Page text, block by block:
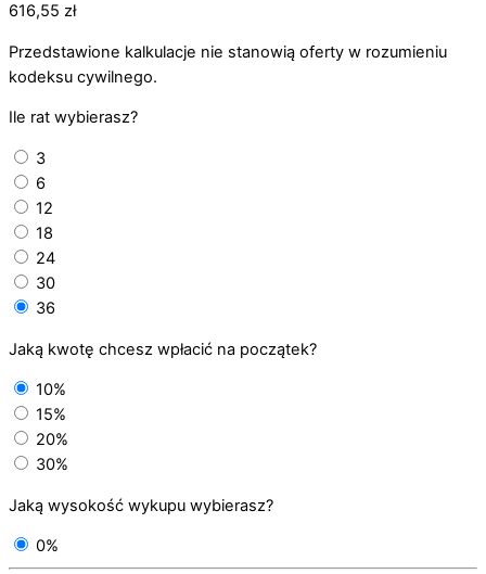
616,55 zł
Przedstawione kalkulacje nie stanowią oferty w rozumieniu
kodeksu cywilnego.
Ile rat wybierasz?
3
6
12
18
24
30
36
Jaką kwotę chcesz wpłacić na początek?
10%
15%
20%
30%
Jaką wysokość wykupu wybierasz?
0%